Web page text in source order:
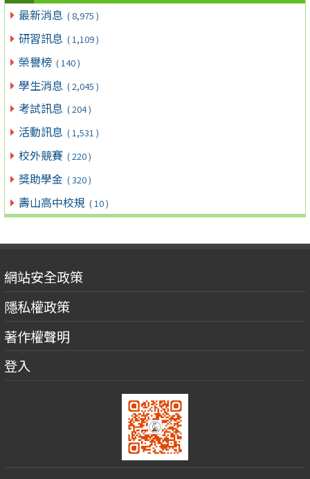
最新消息 ( 8,975 )
研習訊息 ( 1,109 )
榮譽榜 ( 140 )
學生消息 ( 2,045 )
考試訊息 ( 204 )
活動訊息 ( 1,531 )
校外競賽 ( 220 )
獎助學金 ( 320 )
壽山高中校規 ( 10 )
網站安全政策
隱私權政策
著作權聲明
登入